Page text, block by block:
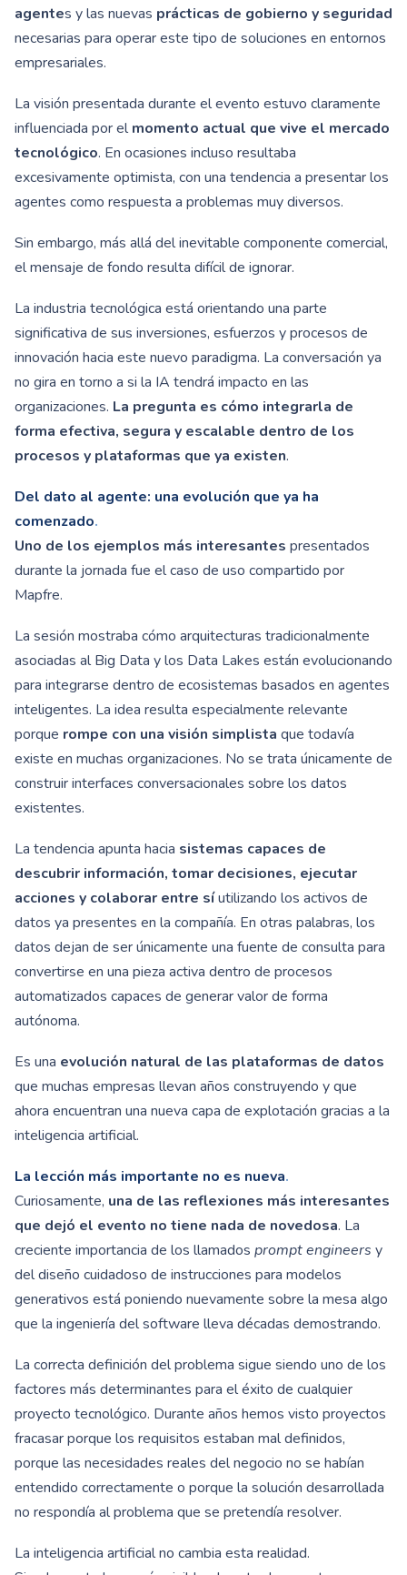
agentes y las nuevas prácticas de gobierno y seguridad
necesarias para operar este tipo de soluciones en entornos
empresariales.
La visión presentada durante el evento estuvo claramente
influenciada por elmomento actual que vive el mercado
tecnológico. En ocasiones incluso resultaba
excesivamente optimista, con una tendencia a presentar los
agentes como respuesta a problemas muy diversos.
Sin embargo, más allá del inevitable componente comercial,
el mensaje de fondo resulta difícil de ignorar.
La industria tecnológica está orientando una parte
significativa de sus inversiones, esfuerzos y procesos de
innovación hacia este nuevo paradigma. La conversación ya
no gira en torno a si la IA tendrá impacto en las
organizaciones. La pregunta es cómo integrarla de
forma efectiva, segura y escalable dentro de los
procesos y plataformas que ya existen.
Del dato al agente: una evolución que ya ha
comenzado.
Uno de los ejemplos más interesantes presentados
durante la jornada fue el caso de uso compartido por
Mapfre.
La sesión mostraba cómo arquitecturas tradicionalmente
asociadas al Big Data y los Data Lakes están evolucionando
para integrarse dentro de ecosistemas basados en agentes
inteligentes. La idea resulta especialmente relevante
porque rompe con una visión simplista que todavía
existe en muchas organizaciones. No se trata únicamente de
construir interfaces conversacionales sobre los datos
existentes.
La tendencia apunta hacia sistemas capaces de
descubrir información, tomar decisiones, ejecutar
acciones y colaborar entre síutilizando los activos de
datos ya presentes en la compañía. En otras palabras, los
datos dejan de ser únicamente una fuente de consulta para
convertirse en una pieza activa dentro de procesos
automatizados capaces de generar valor de forma
autónoma.
Es una evolución natural de las plataformas de datos
que muchas empresas llevan años construyendo y que
ahora encuentran una nueva capa de explotación gracias a la
inteligencia artificial.
La lección más importante no es nueva.
Curiosamente, una de las reflexiones más interesantes
que dejó el evento no tiene nada de novedosa. La
creciente importancia de los llamados prompt engineers y
del diseño cuidadoso de instrucciones para modelos
generativos está poniendo nuevamente sobre la mesa algo
que la ingeniería del software lleva décadas demostrando.
La correcta definición del problema sigue siendo uno de los
factores más determinantes para el éxito de cualquier
proyecto tecnológico. Durante años hemos visto proyectos
fracasar porque los requisitos estaban mal definidos,
porque las necesidades reales del negocio no se habían
entendido correctamente o porque la solución desarrollada
no respondía al problema que se pretendía resolver.
La inteligencia artificial no cambia esta realidad.